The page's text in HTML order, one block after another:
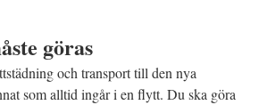
göras
och transport till den nya
som alltid ingår i en flytt. Du ska göra